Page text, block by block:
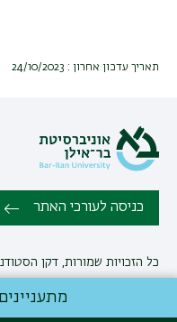
תאריך עדכון אחרון : 24/10/2023
כניסה לעורכי האתר
כל הזכויות שמורות, דקן